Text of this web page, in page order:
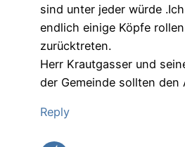
sind unter jeder würde
endlich einige Köpfe
zurücktreten.
Herr Krautgasser und
der Gemeinde sollten den
Reply